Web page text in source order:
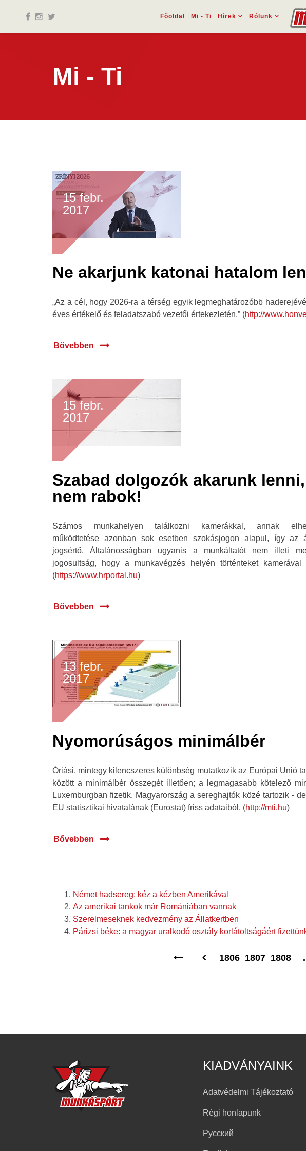
Főoldal Mi - Ti Hírek Rólunk
Mi - Ti
15 febr.
2017
Ne akarjunk katonai hatalom
„Az a cél, hogy 2026-ra a térség egyik legmeghatározóbb
éves értékelő és feladatszabó vezetői értekezletén.” (http://
Bővebben
15 febr.
2017
Szabad dolgozók akarunk lenni,
nem rabok!
Számos munkahelyen találkozni kamerákkal, annak
működtetése azonban sok esetben szokásjogon alapul, így az
jogsértő. Általánosságban ugyanis a munkáltatót nem illeti
jogosultság, hogy a munkavégzés helyén történteket kamerával
(https://www.hrportal.hu)
Bővebben
13 febr.
2017
Nyomorúságos minimálbér
Óriási, mintegy kilencszeres különbség mutatkozik az Európai Unió
között a minimálbér összegét illetően; a legmagasabb kötelező
Luxemburgban fizetik, Magyarország a sereghajtók közé tartozik -
EU statisztikai hivatalának (Eurostat) friss adataiból. (http://mti.hu)
Bővebben
Német hadsereg: kéz a kézben Amerikával
Az amerikai tankok már Romániában vannak
Szerelmeseknek kedvezmény az Állatkertben
Párizsi béke: a magyar uralkodó osztály korlátoltságáért
1806 1807 1808
KIADVÁNYAINK
Adatvédelmi Tájékoztató
Régi honlapunk
Русский